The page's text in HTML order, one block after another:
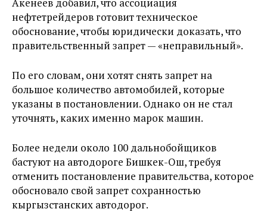
нефтетрейдеров готовит техническое
обоснование, чтобы юридически доказать, что
правительственный запрет — «неправильный».
По его словам, они хотят снять запрет на
большое количество автомобилей, которые
указаны в постановлении. Однако он не стал
уточнять, каких именно марок машин.
Более недели около 100 дальнобойщиков
бастуют на автодороге Бишкек-Ош, требуя
отменить постановление правительства, которое
обосновало свой запрет сохранностью
кыргызстанских автодорог.